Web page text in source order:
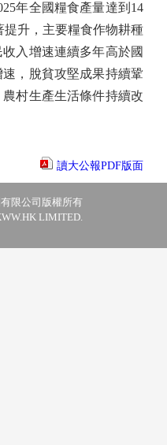
年全國糧食產量達到14
提升，主要糧食作物耕種
入增速連續多年高於國
，脫貧攻堅成果持續鞏
村生產生活條件持續改
讀大公報PDF版面
限公司版權所有
LIMITED.